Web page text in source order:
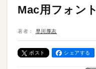
Mac用フォント
著者： 早川厚志
ポスト シェアする